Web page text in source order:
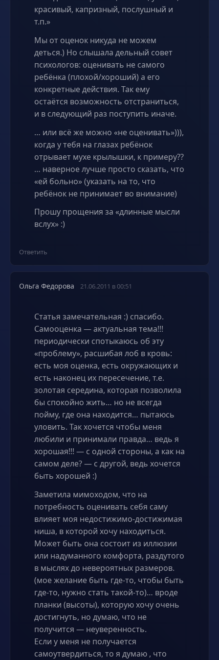
красивый, капризный, послушный и
т.п.»
Мы от оценок никуда не можем
деться.) Но слышала дельный совет
психологов: оценивать не самого
ребёнка (плохой/хороший) а его
конкретные действия. Так ему
остаётся возможность отстраниться,
и в следующий раз поступить иначе.
… или всё же можно «не оценивать»))),
когда у тебя на глазах ребёнок
отрывает мухе крылышки, к примеру??
… наверное лучше просто сказать, что
«ей больно» (указать на то, что
ребёнок не принимает во внимание)
Прошу прощения за «длинные мысли
вслух» :)
Ответить
Ольга Федорова 21.06.2011 в 00:51
Статья замечательная :) спасибо.
Самооценка — актуальная тема!!!
периодически спотыкаюсь об эту
«проблему», расшибая лоб в кровь:
есть моя оценка, есть окружающих и
есть наконец их пересечение, т.е.
золотая середина, которая позволила
бы спокойно жить… но не всегда
пойму, где она находится… пытаюсь
уловить. Так хочется чтобы меня
любили и принимали правда… ведь я
хорошая!!! — с одной стороны, а как на
самом деле? — с другой, ведь хочется
быть хорошей :)
Заметила мимоходом, что на
потребность оценивать себя саму
влияет моя недостижимо-достижимая
ниша, в которой хочу находиться.
Может быть она состоит из иллюзии
или надуманного комфорта, раздутого
в мыслях до невероятных размеров.
(мое желание быть где-то, чтобы быть
где-то, нужно стать такой-то)… вроде
планки (высоты), которую хочу очень
достигнуть, но думаю, что не
получится — неуверенность.
Если у меня не получается
самоутвердиться, то я думаю , что